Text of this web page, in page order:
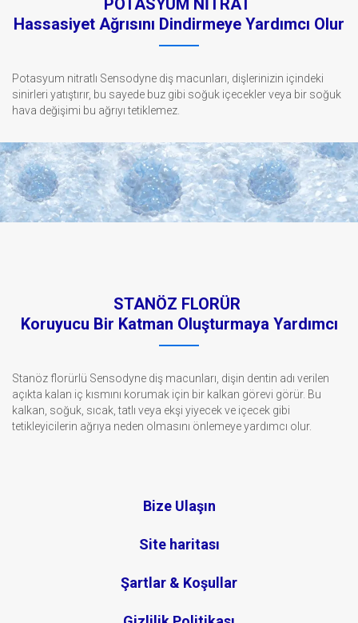
POTASYUM NİTRAT
Hassasiyet Ağrısını Dindirmeye Yardımcı Olur
Potasyum nitratlı Sensodyne diş macunları, dişlerinizin içindeki
sinirleri yatıştırır, bu sayede buz gibi soğuk içecekler veya bir soğuk
hava değişimi bu ağrıyı tetiklemez.
STANÖZ FLORÜR
Koruyucu Bir Katman Oluşturmaya Yardımcı
Stanöz florürlü Sensodyne diş macunları, dişin dentin adı verilen
açıkta kalan iç kısmını korumak için bir kalkan görevi görür. Bu
kalkan, soğuk, sıcak, tatlı veya ekşi yiyecek ve içecek gibi
tetikleyicilerin ağrıya neden olmasını önlemeye yardımcı olur.
Bize Ulaşın
Site haritası
Şartlar & Koşullar